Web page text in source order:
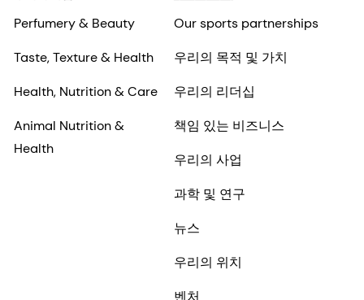
Perfumery & Beauty
Taste, Texture & Health
Health, Nutrition & Care
Animal Nutrition &
Health
Our sports partnerships
우리의 목적 및 가치
우리의 리더십
책임 있는 비즈니스
우리의 사업
과학 및 연구
뉴스
우리의 위치
벤처